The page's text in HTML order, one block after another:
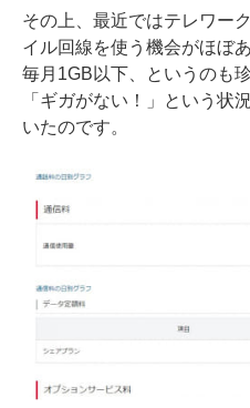
その上、最近ではテレワー
イル回線を使う機会がほぼ
毎月1GB以下、というのも
「ギガがない！」という状
いたのです。